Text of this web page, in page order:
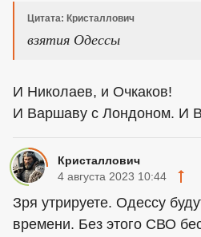
Цитата: Кристаллович
взятия Одессы
И Николаев, и Очкаков!
И Варшаву с Лондоном. И
Кристаллович
4 августа 2023 10:44
Зря утрируете. Одессу
времени. Без этого СВО